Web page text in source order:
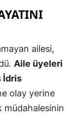
Mersin
İstanbul
İzmir
Kars
ailesi,
Aile üyeleri
İdris
olay yerine
müdahalesinin